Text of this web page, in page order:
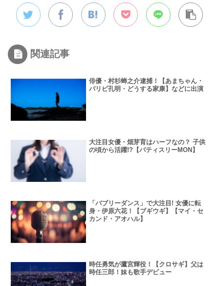
関連記事
俳優・村杉蝉之介逮捕！【あまちゃん・
パリピ孔明・どうする家康】などに出演
大注目女優・畑芽育はハーフなの？ 子供
の頃から活躍!?【パティスリーMON】
「バブリーダンス」で大注目! 女優に転
身・伊原六花！【ブギウギ】【マイ・セ
カンド・アオハル】
時任勇気が鷹宮輝役！【クロサギ】父は
時任三郎！妹も歌手デビュー